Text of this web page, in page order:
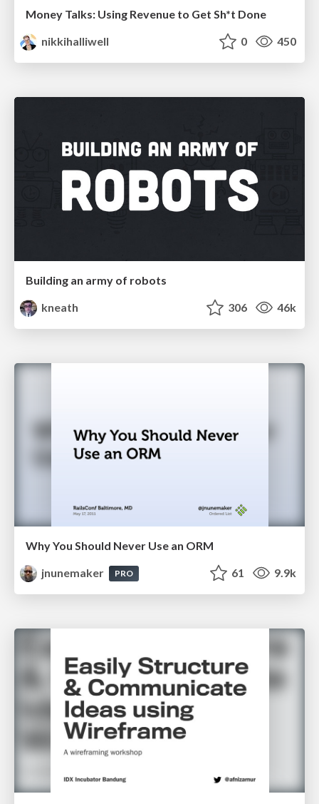
Money Talks: Using Revenue to Get Sh*t Done
nikkihalliwell
0 450
Building an army of robots
kneath
306 46k
Why You Should Never Use an ORM
jnunemaker
PRO 61 9.9k